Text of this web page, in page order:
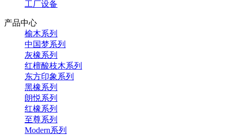
工厂设备
产品中心
榆木系列
中国梦系列
灰橡系列
红檀酸枝木系列
东方印象系列
黑橡系列
朗悦系列
红橡系列
至尊系列
Modern系列